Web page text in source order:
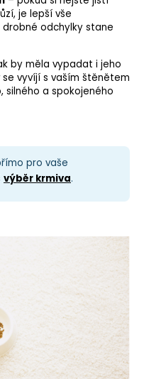
je lepší vše
odchylky stane
by měla vypadat i jeho
vyvíjí s vaším štěnětem
silného a spokojeného
pro vaše
výběr krmiva.